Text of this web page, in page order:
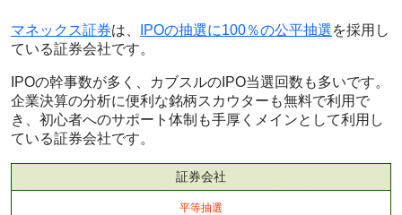
マネックス証券は、 IPOの抽選に100％の公平抽選を採用し
ている証券会社です。
IPOの幹事数が多く、カブスルのIPO当選回数も多いです。
企業決算の分析に便利な銘柄スカウターも無料で利用で
き、初心者へのサポート体制も手厚くメインとして利用し
ている証券会社です。
証券会社
平等抽選